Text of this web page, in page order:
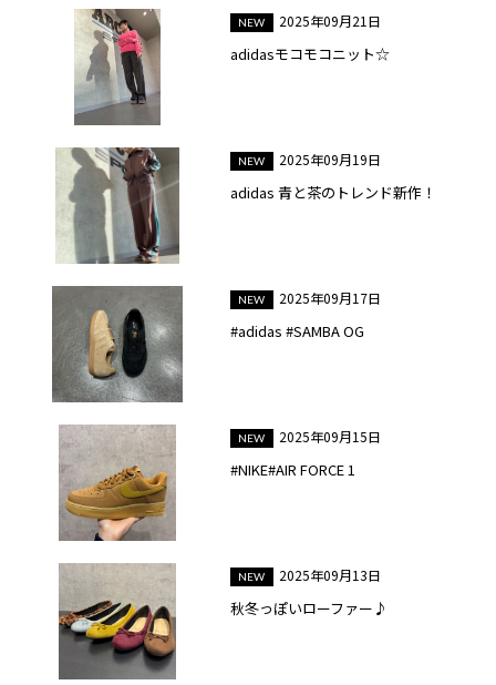
2025年09月21日
adidasモコモコニット☆
2025年09月19日
adidas 青と茶のトレンド新作！
2025年09月17日
#adidas #SAMBA OG
2025年09月15日
#NIKE#AIR FORCE 1
2025年09月13日
秋冬っぽいローファー♪